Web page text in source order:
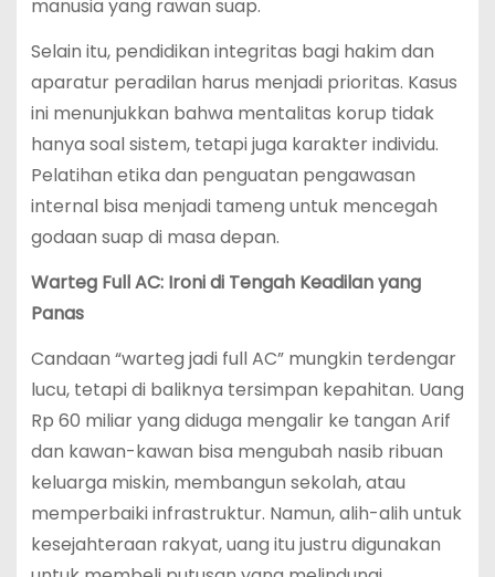
manusia yang rawan suap.
Selain itu, pendidikan integritas bagi hakim dan
aparatur peradilan harus menjadi prioritas. Kasus
ini menunjukkan bahwa mentalitas korup tidak
hanya soal sistem, tetapi juga karakter individu.
Pelatihan etika dan penguatan pengawasan
internal bisa menjadi tameng untuk mencegah
godaan suap di masa depan.
Warteg Full AC: Ironi di Tengah Keadilan yang
Panas
Candaan “warteg jadi full AC” mungkin terdengar
lucu, tetapi di baliknya tersimpan kepahitan. Uang
Rp 60 miliar yang diduga mengalir ke tangan Arif
dan kawan-kawan bisa mengubah nasib ribuan
keluarga miskin, membangun sekolah, atau
memperbaiki infrastruktur. Namun, alih-alih untuk
kesejahteraan rakyat, uang itu justru digunakan